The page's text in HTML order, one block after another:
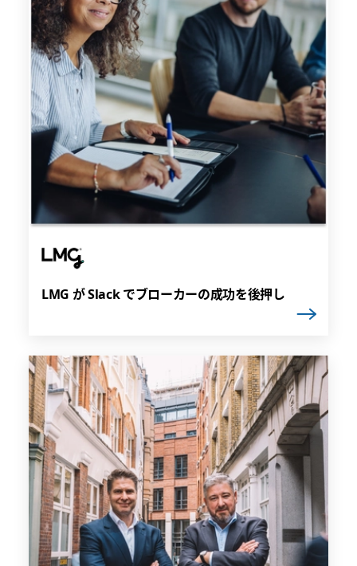
LMG が Slack でブローカーの成功を後押し